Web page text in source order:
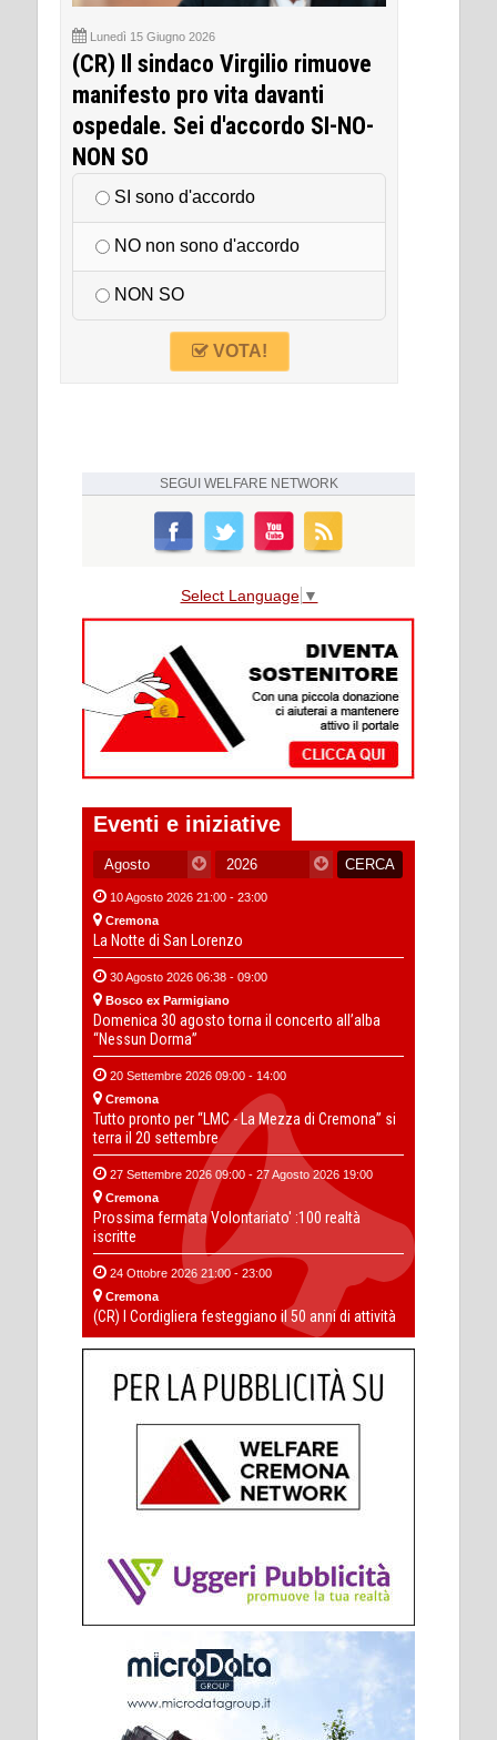
Lunedì 15 Giugno 2026
(CR) Il sindaco Virgilio rimuove
manifesto pro vita davanti
ospedale. Sei d'accordo SI-NO-
NON SO
SI sono d'accordo
NO non sono d'accordo
NON SO
VOTA!
SEGUI WELFARE NETWORK
Select Language ▼
Eventi e iniziative
10 Agosto 2026 21:00 - 23:00
Cremona
La Notte di San Lorenzo
30 Agosto 2026 06:38 - 09:00
Bosco ex Parmigiano
Domenica 30 agosto torna il concerto all’alba
“Nessun Dorma”
20 Settembre 2026 09:00 - 14:00
Cremona
Tutto pronto per “LMC - La Mezza di Cremona” si
terra il 20 settembre
27 Settembre 2026 09:00 - 27 Agosto 2026 19:00
Cremona
Prossima fermata Volontariato' :100 realtà
iscritte
24 Ottobre 2026 21:00 - 23:00
Cremona
(CR) I Cordigliera festeggiano il 50 anni di attività